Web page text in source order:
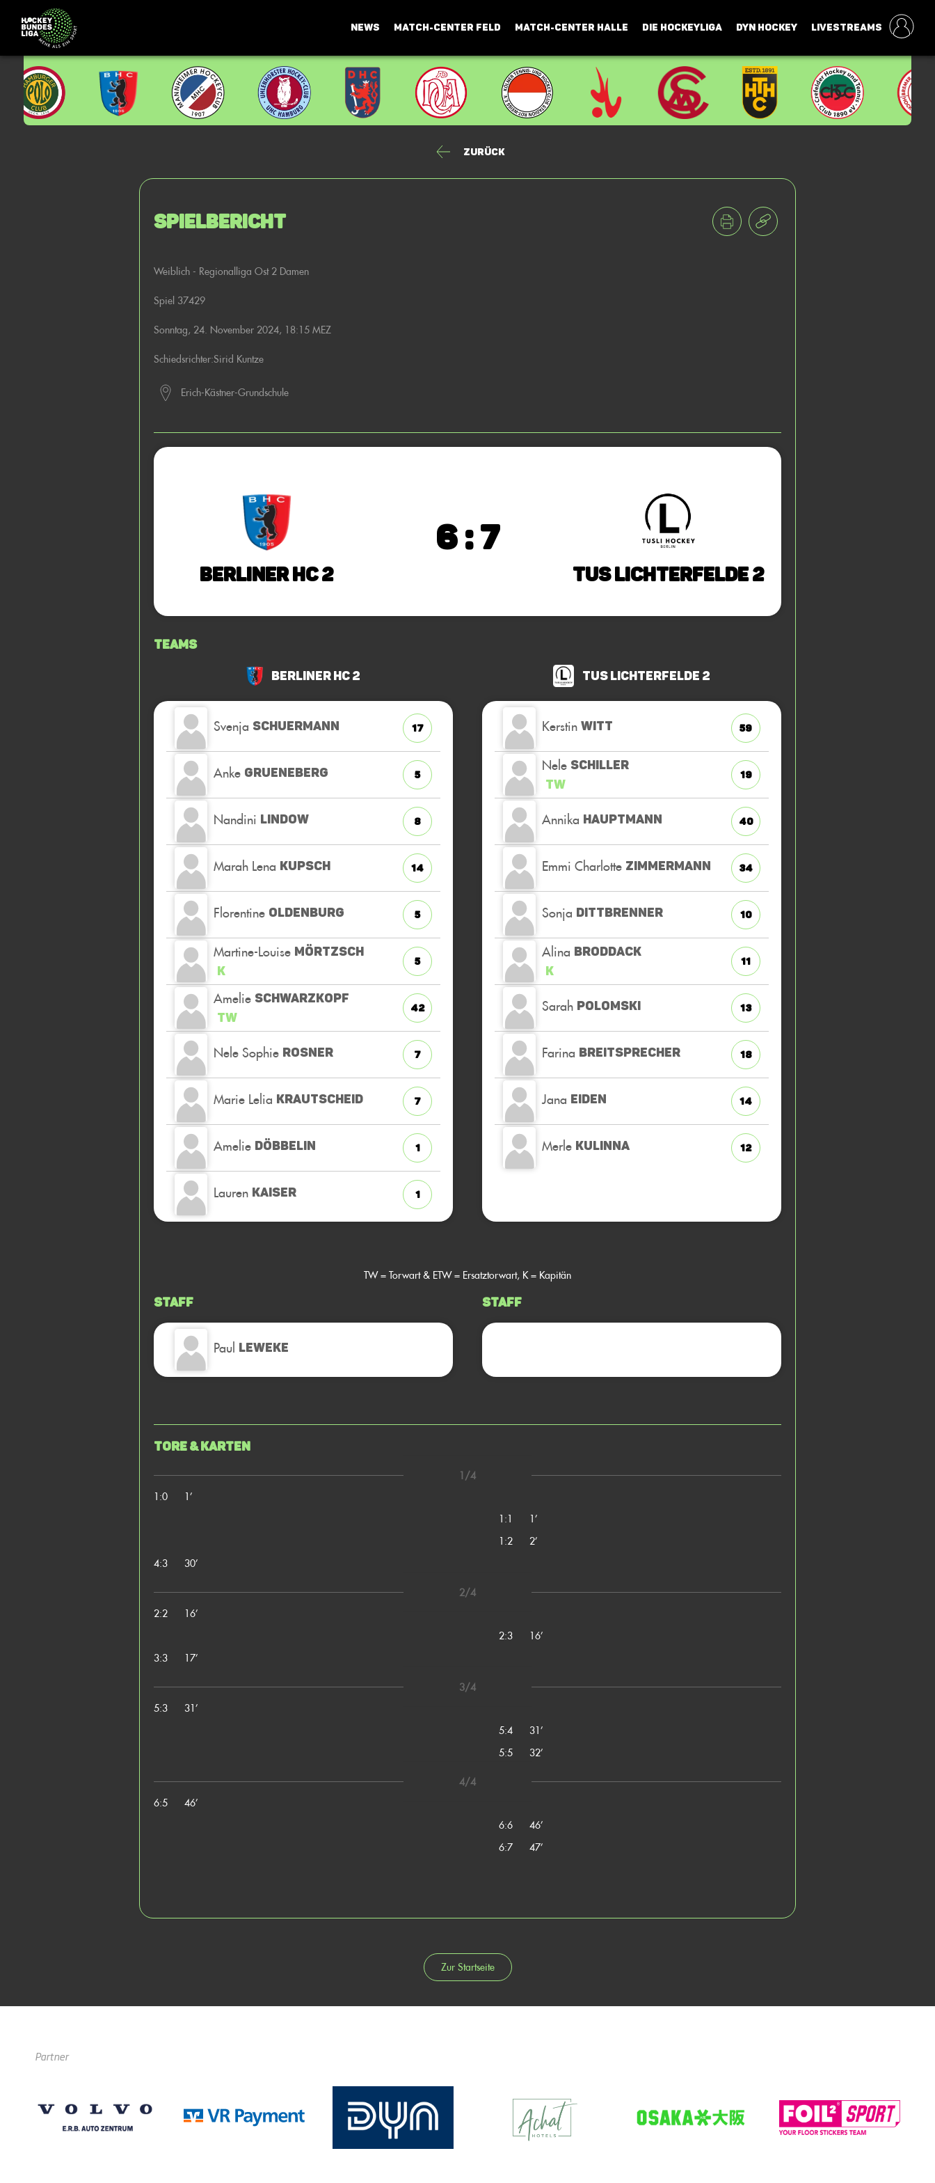
NEWS MATCH-CENTER FELD MATCH-CENTER HALLE DIE HOCKEYLIGA DYN HOCKEY LIVESTREAMS
Zurück
Spielbericht
Weiblich - Regionalliga Ost 2 Damen
Spiel 37429
Sonntag, 24. November 2024, 18:15 MEZ
Schiedsrichter:Sirid Kuntze
Erich-Kästner-Grundschule
Berliner HC 2
6 : 7
TuS Lichterfelde 2
Teams
Berliner HC 2
Svenja SCHUERMANN 17
Anke GRUENEBERG 5
Nandini LINDOW 8
Marah Lena KUPSCH 14
Florentine OLDENBURG 5
Martine-Louise MÖRTZSCH
K
5
Amelie SCHWARZKOPF
TW
42
Nele Sophie ROSNER 7
Marie Lelia KRAUTSCHEID 7
Amelie DÖBBELIN 1
Lauren KAISER 1
TuS Lichterfelde 2
Kerstin WITT 59
Nele SCHILLER
TW
19
Annika HAUPTMANN 40
Emmi Charlotte ZIMMERMANN 34
Sonja DITTBRENNER 10
Alina BRODDACK
K
11
Sarah POLOMSKI 13
Farina BREITSPRECHER 18
Jana EIDEN 14
Merle KULINNA 12
TW = Torwart & ETW = Ersatztorwart, K = Kapitän
Staff
Paul LEWEKE
Staff
Tore & Karten
1/4
1:0
1’
1:1
1’
1:2
2’
4:3
30’
2/4
2:2
16’
2:3
16’
3:3
17’
3/4
5:3
31’
5:4
31’
5:5
32’
4/4
6:5
46’
6:6
46’
6:7
47’
Zur Startseite
Partner